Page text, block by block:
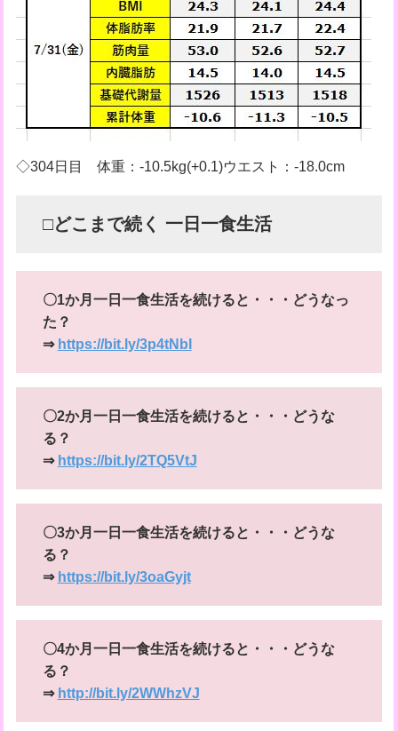
◇304日目 体重：-10.5kg(+0.1)ウエスト：-18.0cm
□どこまで続く 一日一食生活
〇1か月一日一食生活を続けると・・・どうなっ
た？
⇒ https://bit.ly/3p4tNbI
〇2か月一日一食生活を続けると・・・どうな
る？
⇒ https://bit.ly/2TQ5VtJ
〇3か月一日一食生活を続けると・・・どうな
る？
⇒ https://bit.ly/3oaGyjt
〇4か月一日一食生活を続けると・・・どうな
る？
⇒ http://bit.ly/2WWhzVJ